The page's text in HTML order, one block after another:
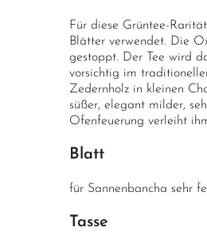
Für diese Grüntee-
Blätter verwendet. Die
gestoppt. Der Tee wird
vorsichtig im
Zedernholz in kleinen
süßer, elegant milder,
Ofenfeuerung verleiht
Blatt
für Sannenbancha sehr
Tasse